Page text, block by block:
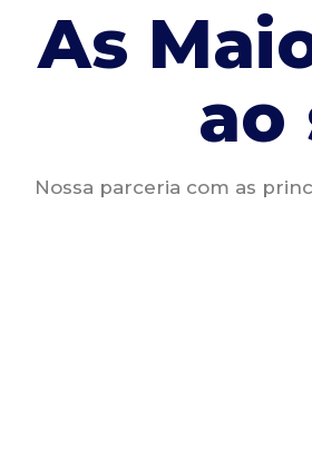
As
ao
Nossa parceria com as